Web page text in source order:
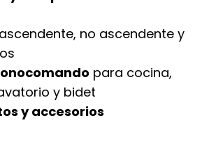
ascendente, no ascendente y
para cocina,
y bidet
y accesorios